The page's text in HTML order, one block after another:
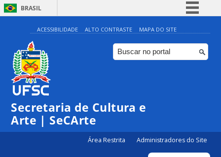
BRASIL
Simplifique!
Comunica BR
Participe
ACESSIBILIDADE ALTO CONTRASTE MAPA DO SITE
Secretaria de Cultura e
Arte | SeCArte
Área Restrita Administradores do Site
0:00
1:00